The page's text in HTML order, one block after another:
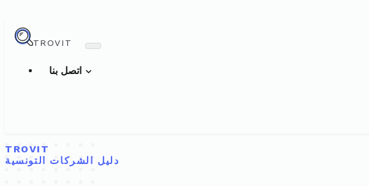
TROVIT
TROVIT
دليل الشركات التونسية